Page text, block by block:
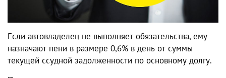
Если автовладелец не выполняет обязательства, ему
назначают пени в размере 0,6% в день от суммы
текущей ссудной задолженности по основному долгу.